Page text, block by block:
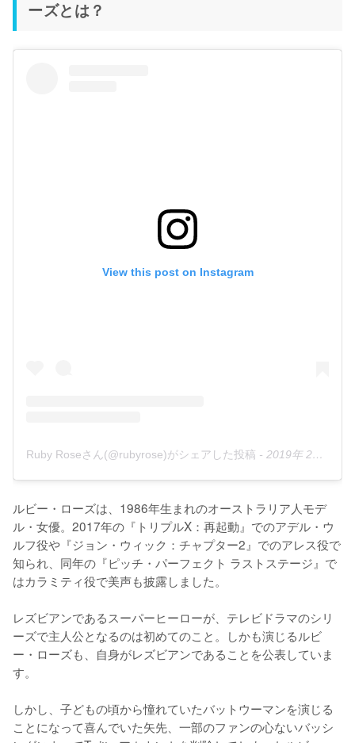
ーズとは？
View this post on Instagram
Ruby Roseさん(@rubyrose)がシェアした投稿 - 2019年 2月月2日午後6時33分PST
ルビー・ローズは、1986年生まれのオーストラリア人モデ
ル・女優。2017年の『トリプルX：再起動』でのアデル・ウ
ルフ役や『ジョン・ウィック：チャプター2』でのアレス役で
知られ、同年の『ピッチ・パーフェクト ラストステージ』で
はカラミティ役で美声も披露しました。
レズビアンであるスーパーヒーローが、テレビドラマのシリ
ーズで主人公となるのは初めてのこと。しかも演じるルビ
ー・ローズも、自身がレズビアンであることを公表していま
す。
しかし、子どもの頃から憧れていたバットウーマンを演じる
ことになって喜んでいた矢先、一部のファンの心ないバッシ